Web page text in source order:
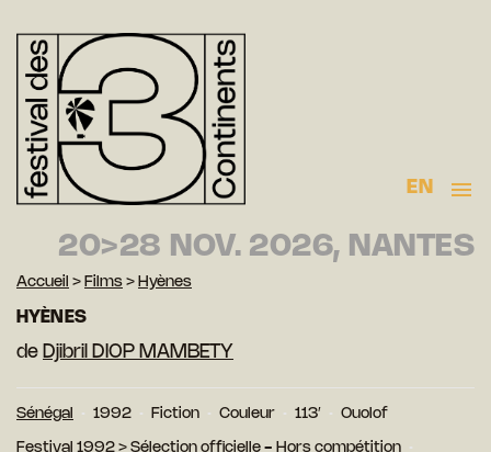
EN
20>28 NOV. 2026, NANTES
Accueil > Films > Hyènes
HYÈNES
de Djibril DIOP MAMBETY
Sénégal 1992 Fiction Couleur 113′ Ouolof
Festival 1992 > Sélection officielle - Hors compétition